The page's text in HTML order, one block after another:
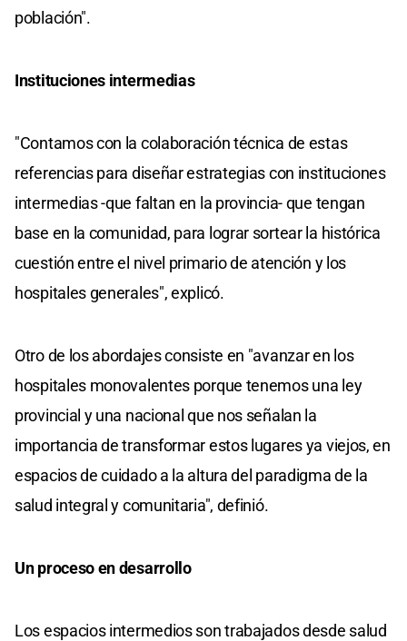
población".
Instituciones intermedias
"Contamos con la colaboración técnica de estas
referencias para diseñar estrategias con instituciones
intermedias -que faltan en la provincia- que tengan
base en la comunidad, para lograr sortear la histórica
cuestión entre el nivel primario de atención y los
hospitales generales", explicó.
Otro de los abordajes consiste en "avanzar en los
hospitales monovalentes porque tenemos una ley
provincial y una nacional que nos señalan la
importancia de transformar estos lugares ya viejos, en
espacios de cuidado a la altura del paradigma de la
salud integral y comunitaria", definió.
Un proceso en desarrollo
Los espacios intermedios son trabajados desde salud